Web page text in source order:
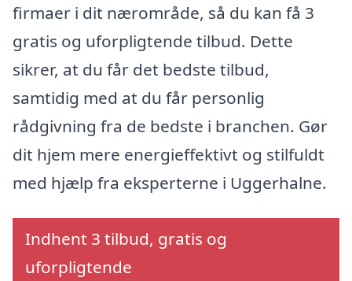
firmaer i dit nærområde, så du kan få 3
gratis og uforpligtende tilbud. Dette
sikrer, at du får det bedste tilbud,
samtidig med at du får personlig
rådgivning fra de bedste i branchen. Gør
dit hjem mere energieffektivt og stilfuldt
med hjælp fra eksperterne i Uggerhalne.
Indhent 3 tilbud, gratis og
uforpligtende